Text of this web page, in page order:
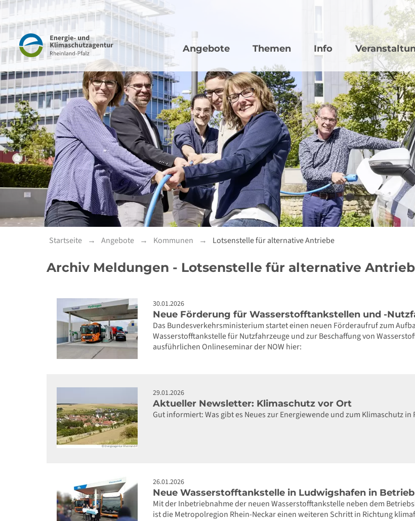
Navigation Hauptnavigation
Angebote Themen Info
Startseite Angebote Kommunen Lotsenstelle für alternative Antriebe
Archiv Meldungen - Lotsenstelle für alternative
30.01.2026
Neue Förderung für Wasserstofftankstellen und -
Das Bundesverkehrsministerium startet einen neuen Förderaufruf zum
Wasserstofftankstelle für Nutzfahrzeuge und zur Beschaffung von
ausführlichen Onlineseminar der NOW hier:
29.01.2026
Aktueller Newsletter: Klimaschutz vor Ort
Gut informiert: Was gibt es Neues zur Energiewende und zum Klimaschutz
26.01.2026
Neue Wasserstofftankstelle in Ludwigshafen in
Mit der Inbetriebnahme der neuen Wasserstofftankstelle neben dem
ist die Metropolregion Rhein-Neckar einen weiteren Schritt in Richtung